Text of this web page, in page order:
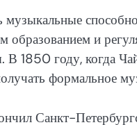
музыкальные
образованием и
В 1850 году, когда
формальное
Санкт-